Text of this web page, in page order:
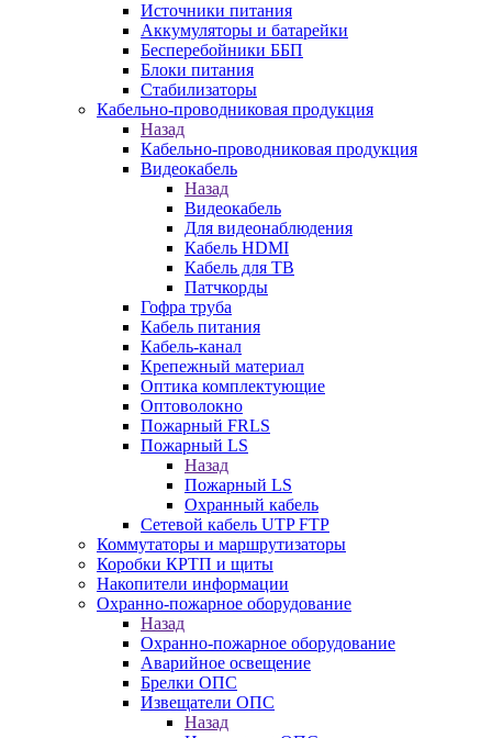
Источники питания
Аккумуляторы и батарейки
Бесперебойники ББП
Блоки питания
Стабилизаторы
Кабельно-проводниковая продукция
Назад
Кабельно-проводниковая продукция
Видеокабель
Назад
Видеокабель
Для видеонаблюдения
Кабель HDMI
Кабель для ТВ
Патчкорды
Гофра труба
Кабель питания
Кабель-канал
Крепежный материал
Оптика комплектующие
Оптоволокно
Пожарный FRLS
Пожарный LS
Назад
Пожарный LS
Охранный кабель
Сетевой кабель UTP FTP
Коммутаторы и маршрутизаторы
Коробки КРТП и щиты
Накопители информации
Охранно-пожарное оборудование
Назад
Охранно-пожарное оборудование
Аварийное освещение
Брелки ОПС
Извещатели ОПС
Назад